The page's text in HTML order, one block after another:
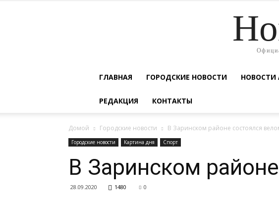
ГЛАВНАЯ ГОРОДСКИЕ НОВОСТИ НОВОСТИ
РЕДАКЦИЯ КОНТАКТЫ
Домой Городские новости В Заринском районе состоялся
Городские новости Картина дня Спорт
В Заринском
28.09.2020 1480 0